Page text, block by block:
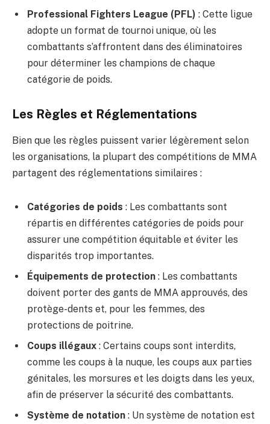
Professional Fighters League (PFL) : Cette ligue
adopte un format de tournoi unique, où les
combattants s’affrontent dans des éliminatoires
pour déterminer les champions de chaque
catégorie de poids.
Les Règles et Réglementations
Bien que les règles puissent varier légèrement selon
les organisations, la plupart des compétitions de MMA
partagent des réglementations similaires :
Catégories de poids : Les combattants sont
répartis en différentes catégories de poids pour
assurer une compétition équitable et éviter les
disparités trop importantes.
Équipements de protection : Les combattants
doivent porter des gants de MMA approuvés, des
protège-dents et, pour les femmes, des
protections de poitrine.
Coups illégaux : Certains coups sont interdits,
comme les coups à la nuque, les coups aux parties
génitales, les morsures et les doigts dans les yeux,
afin de préserver la sécurité des combattants.
Système de notation : Un système de notation est